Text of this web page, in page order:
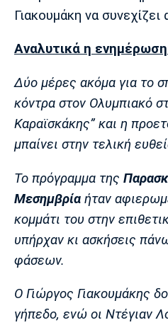
Running
Media
Παρασκήνιο
Ιωνικός
Μάντσεστερ
Γιακουμάκη να
Αναλυτικά η
Δύο μέρες ακόμα για το
κόντρα στον Ολυμπιακό
Καραϊσκάκης” και η
μπαίνει στην τελική
Το πρόγραμμα της
Μεσημβρία ήταν
κομμάτι του στην
υπήρχαν κι ασκήσεις
φάσεων.
Ο Γιώργος Γιακουμάκης
γήπεδο, ενώ οι Ντέγιαν